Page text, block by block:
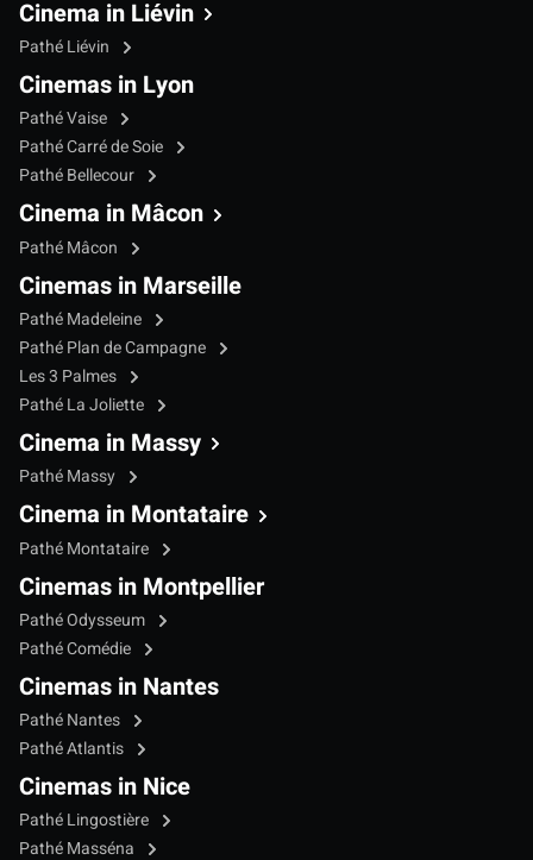
Cinema in Liévin
Pathé Liévin
Cinemas in Lyon
Pathé Vaise
Pathé Carré de Soie
Pathé Bellecour
Cinema in Mâcon
Pathé Mâcon
Cinemas in Marseille
Pathé Madeleine
Pathé Plan de Campagne
Les 3 Palmes
Pathé La Joliette
Cinema in Massy
Pathé Massy
Cinema in Montataire
Pathé Montataire
Cinemas in Montpellier
Pathé Odysseum
Pathé Comédie
Cinemas in Nantes
Pathé Nantes
Pathé Atlantis
Cinemas in Nice
Pathé Lingostière
Pathé Masséna